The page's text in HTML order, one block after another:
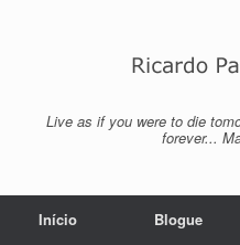
Live as if you were to die
forever...
Início Blogue